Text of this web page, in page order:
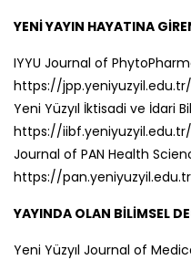
YENİ YAYIN HAYATINA
IYYU Journal of
https://jpp.yeniyuzyil.edu.tr/
Yeni Yüzyıl İktisadi ve İdari
https://iibf.yeniyuzyil.edu.tr/
Journal of PAN Health
https://
YAYINDA OLAN BİLİMSEL
Yeni Yüzyıl Journal of